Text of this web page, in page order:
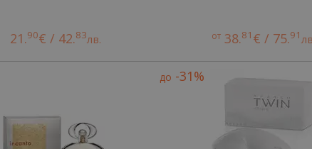
21.90€ / 42.83лв. от 38.81 € / 75.91
до -31%